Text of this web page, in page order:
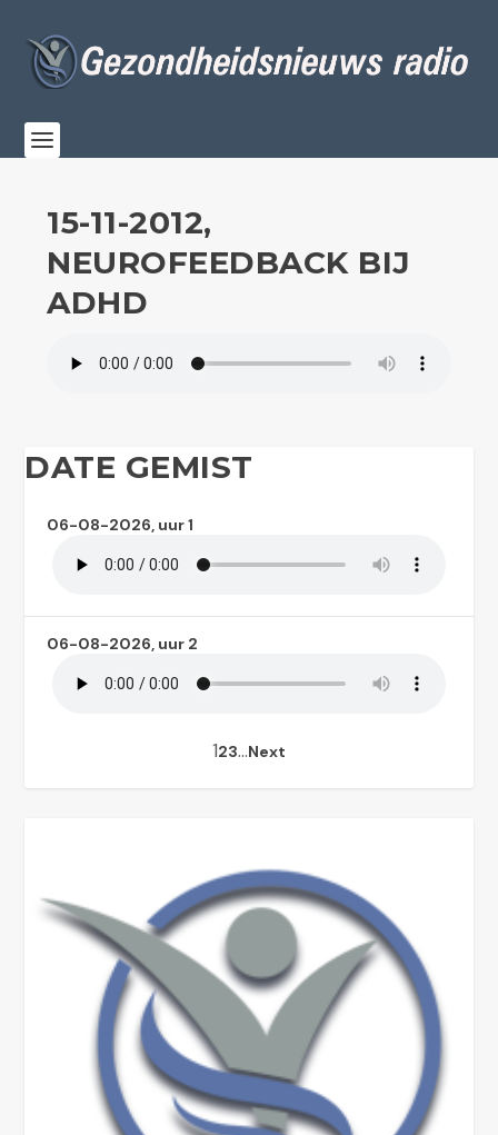
15-11-2012,
NEUROFEEDBACK BIJ
ADHD
DATE GEMIST
06-08-2026, uur 1
06-08-2026, uur 2
123…Next